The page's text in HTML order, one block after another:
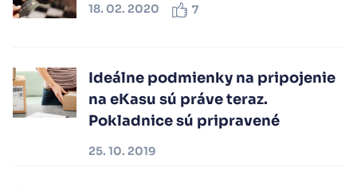
18. 02. 2020 7
Ideálne podmienky na pripojenie
na eKasu sú práve teraz.
Pokladnice sú pripravené
25. 10. 2019